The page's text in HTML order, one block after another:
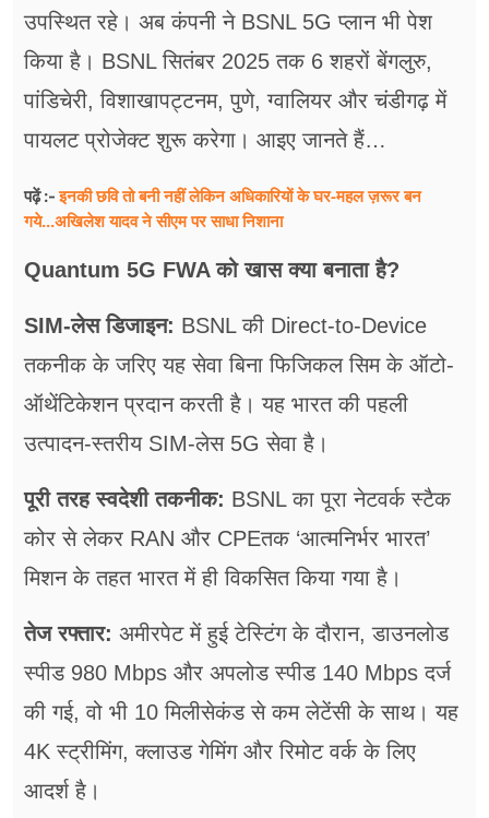
उपस्थित रहे। अब कंपनी ने BSNL 5G प्लान भी पेश
किया है। BSNL सितंबर 2025 तक 6 शहरों बेंगलुरु,
पांडिचेरी, विशाखापट्टनम, पुणे, ग्वालियर और चंडीगढ़ में
पायलट प्रोजेक्ट शुरू करेगा। आइए जानते हैं…
पढ़ें :-इनकी छवि तो बनी नहीं लेकिन अधिकारियों के घर-महल ज़रूर बन
गये...अखिलेश यादव ने सीएम पर साधा​ निशाना
Quantum 5G FWA को खास क्या बनाता है?
SIM-लेस डिजाइन: BSNL की Direct-to-Device
तकनीक के जरिए यह सेवा बिना फिजिकल सिम के ऑटो-
ऑथेंटिकेशन प्रदान करती है। यह भारत की पहली
उत्पादन-स्तरीय SIM-लेस 5G सेवा है।
पूरी तरह स्वदेशी तकनीक: BSNL का पूरा नेटवर्क स्टैक
कोर से लेकर RAN और CPEतक ‘आत्मनिर्भर भारत’
मिशन के तहत भारत में ही विकसित किया गया है।
तेज रफ्तार: अमीरपेट में हुई टेस्टिंग के दौरान, डाउनलोड
स्पीड 980 Mbps और अपलोड स्पीड 140 Mbps दर्ज
की गई, वो भी 10 मिलीसेकंड से कम लेटेंसी के साथ। यह
4K स्ट्रीमिंग, क्लाउड गेमिंग और रिमोट वर्क के लिए
आदर्श है।